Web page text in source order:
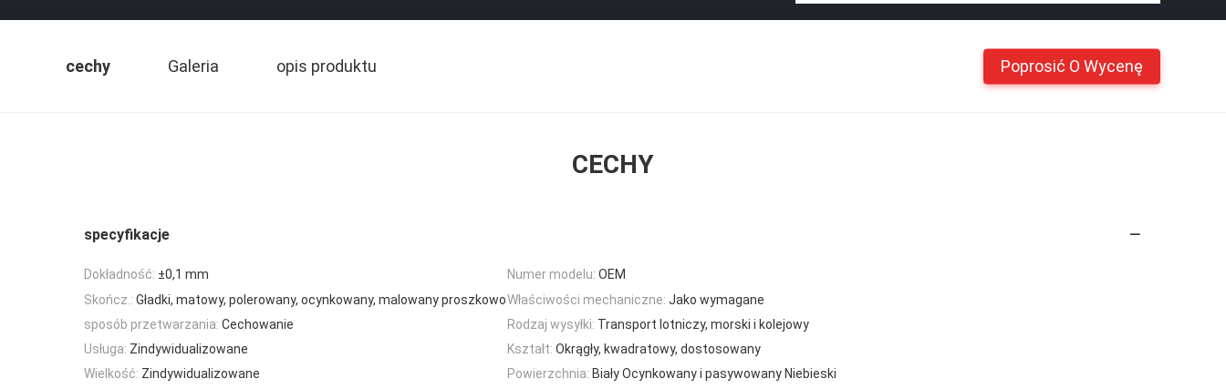
cechy Galeria opis produktu Poprosić O Wycenę
CECHY
specyfikacje
Dokładność: ±0,1 mm Numer modelu: OEM
Skończ.: Gładki, matowy, polerowany, ocynkowany, malowany proszkowoWłaściwości mechaniczne: Jako wymagane
sposób przetwarzania: Cechowanie Rodzaj wysyłki: Transport lotniczy, morski i kolejowy
Usługa: Zindywidualizowane Kształt: Okrągły, kwadratowy, dostosowany
Wielkość: Zindywidualizowane Powierzchnia: Biały Ocynkowany i pasywowany Niebieski